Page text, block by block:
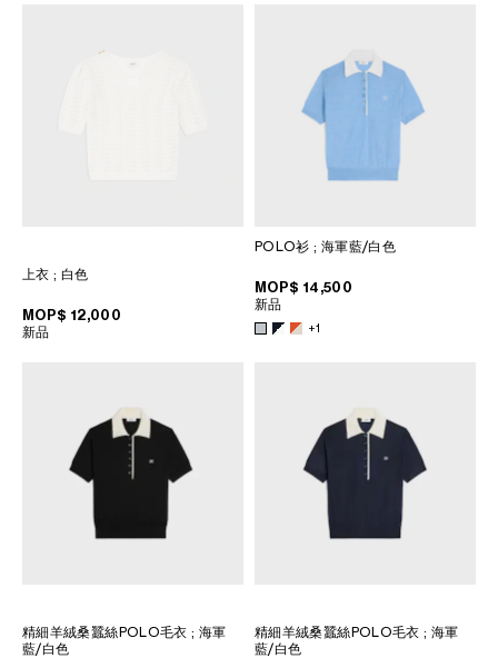
上衣; 白色
MOP$ 12,000
新品
POLO衫; 海軍藍/白色
MOP$ 14,500
新品
+1
精細羊絨桑蠶絲POLO毛衣; 海軍
藍/白色
精細羊絨桑蠶絲POLO毛衣; 海軍
藍/白色